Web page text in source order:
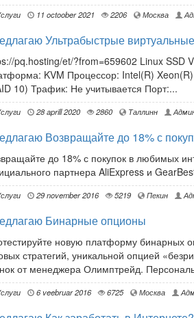
11 octoober 2021 2206 Москва
Ультрабыстрые
pq.hosting/et/?from=659602 Linux SSD
KVM Процессор: Intel(R)
10) Трафик: Не учитывается Порт:...
28 aprill 2020 2860 Таллинн
Возвращайте до 18% с
до 18% с покупок в любимых
партнера AliExpress и
29 november 2016 5219 Пекин
Бинарные опционы
новую платформу бинарных
стратегий, уникальной опцией
от менеджера Олимптрейд.
6 veebruar 2016 6725 Москва